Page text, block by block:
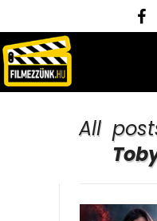
All